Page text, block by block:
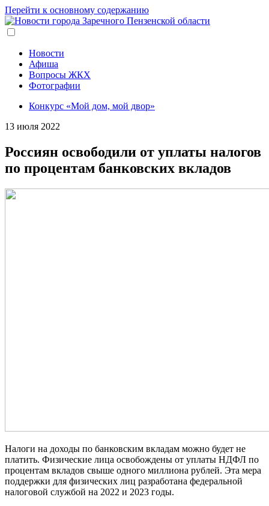
Перейти к основному содержанию
Новости
Афиша
Вопросы ЖКХ
Фотографии
Конкурс «Мой дом, мой двор»
13 июля 2022
Россиян освободили от уплаты налогов
по процентам банковских вкладов
Налоги на доходы по банковским вкладам можно будет не
платить. Физические лица освобождены от уплаты НДФЛ по
процентам вкладов свыше одного миллиона рублей. Эта мера
поддержки для физических лиц разработана федеральной
налоговой службой на 2022 и 2023 годы.